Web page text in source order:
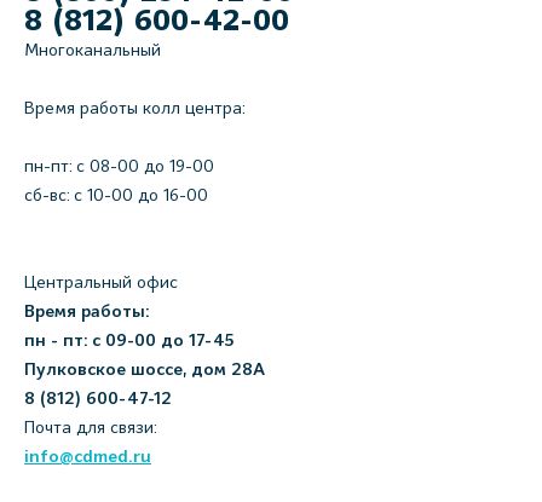
8 (812) 600-42-00
Многоканальный
Время работы колл центра:
пн-пт: c 08-00 до 19-00
сб-вс: с 10-00 до 16-00
Центральный офис
Время работы:
пн - пт: с 09-00 до 17-45
Пулковское шоссе, дом 28А
8 (812) 600-47-12
Почта для связи:
info@cdmed.ru